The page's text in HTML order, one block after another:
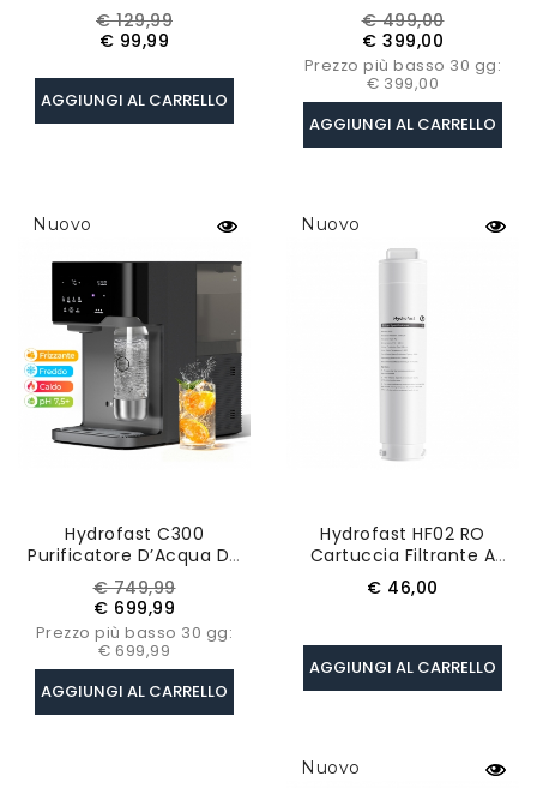
Uno Per Purificatore
D’acqua (filtro Di
Ricambio Per C300)
Prezzo
base
€ 129,99Prezzo
€ 99,99
AGGIUNGI AL CARRELLO
Per Uso Domestico, 8
Temperature, Sistema Di
Filtrazione A 6 Stadi
Prezzo
base
€ 499,00Prezzo
€ 399,00
Prezzo più basso 30 gg:
€ 399,00
AGGIUNGI AL CARRELLO
Nuovo
Hydrofast C300
Purificatore D’Acqua Da
Banco A Osmosi Inversa,
Dispenser Di Acqua
Fredda E Frizzante
Prezzo
base
€ 749,99Prezzo
€ 699,99
Prezzo più basso 30 gg:
€ 699,99
AGGIUNGI AL CARRELLO
Nuovo
Hydrofast HF02 RO
Cartuccia Filtrante A
Osmosi Inversa, Per
Hydrofast W100
Prezzo
€ 46,00
AGGIUNGI AL CARRELLO
Nuovo